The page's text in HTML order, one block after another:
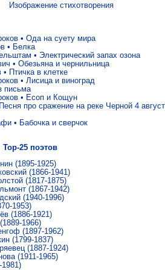
Изображение стихотворения
• Ода на суету мира
• Белка
• Электрический запах озона
• Обезьяна и чернильница
• Птичка в клетке
• Лисица и виноград
письма
• Есоп и Кощун
Песня про сражение на реке Черной 4
• Бабочка и сверчок
Top-25 поэтов
(1895-1925)
(1866-1941)
(1817-1875)
(1867-1942)
(1940-1996)
1953)
(1886-1921)
1966)
(1897-1962)
(1799-1837)
(1887-1924)
(1911-1965)
1981)